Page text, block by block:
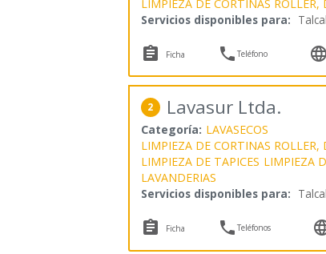
LIMPIEZA DE CORTINAS
Servicios disponibles para:
 Ficha Teléfono 
2 Lavasur Ltda.
Categoría: LAVASECOS
LIMPIEZA DE CORTINAS
LIMPIEZA DE TAPICES LIMPIEZA
LAVANDERIAS
Servicios disponibles para:
 Ficha Teléfonos